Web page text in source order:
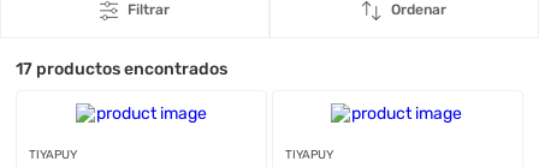
Filtrar Ordenar
17 productos encontrados
TIYAPUY TIYAPUY